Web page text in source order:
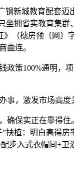
新城教育配套迈
拥省实教育集
（穗房预〔网〕
曲连。
策100%通明，
激发市场高度关
保实正在靠得住
植：明白高得
步入式衣帽间+